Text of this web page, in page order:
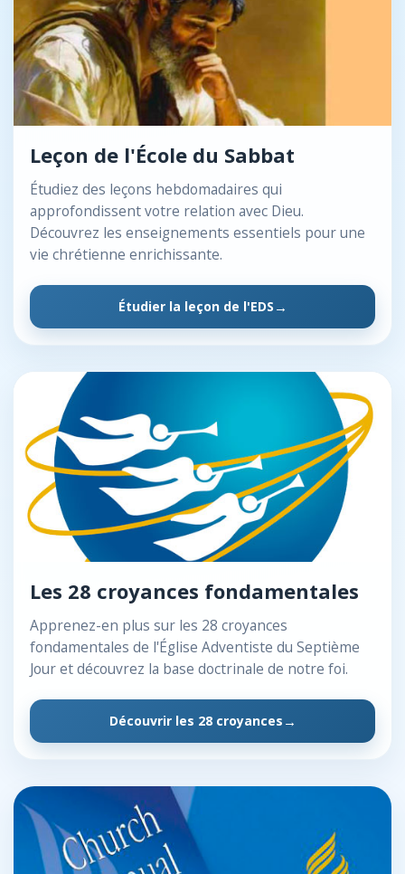
Leçon de l'École du Sabbat
Étudiez des leçons hebdomadaires qui
approfondissent votre relation avec Dieu.
Découvrez les enseignements essentiels pour une
vie chrétienne enrichissante.
Étudier la leçon de l'EDS
Les 28 croyances fondamentales
Apprenez-en plus sur les 28 croyances
fondamentales de l'Église Adventiste du Septième
Jour et découvrez la base doctrinale de notre foi.
Découvrir les 28 croyances